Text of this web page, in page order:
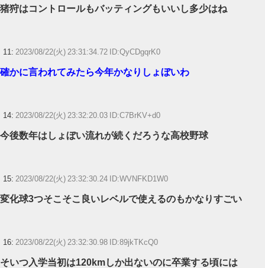
猪狩はコントロールもバッティングもいいし多少はね
11: 2023/08/22(火) 23:31:34.72 ID:QyCDgqrK0
確かに言われてみたら今年かなりしょぼいわ
14: 2023/08/22(火) 23:32:20.03 ID:C7BrKV+d0
今後数年はしょぼい流れが続くだろうな高校野球
15: 2023/08/22(火) 23:32:30.24 ID:WVNFKD1W0
変化球3つそこそこ良いレベルで使えるのもかなりすごい
16: 2023/08/22(火) 23:32:30.98 ID:89jkTKcQ0
そいつ入学当初は120kmしか出ないのに卒業する頃には